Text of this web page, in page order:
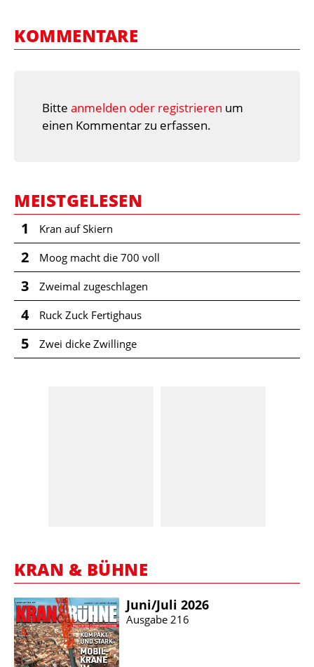
KOMMENTARE
Bitte anmelden oder registrieren um
einen Kommentar zu erfassen.
MEISTGELESEN
1 Kran auf Skiern
2 Moog macht die 700 voll
3 Zweimal zugeschlagen
4 Ruck Zuck Fertighaus
5 Zwei dicke Zwillinge
KRAN & BÜHNE
Juni/​Juli 2026
Ausgabe 216